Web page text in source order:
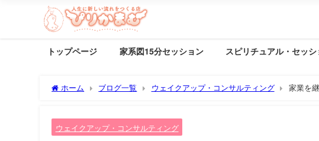
トップページ 家系図15分セッション スピリチュアル・セッ
ホーム ブログ一覧 ウェイクアップ・コンサルティング 家業を
ウェイクアップ・コンサルティング